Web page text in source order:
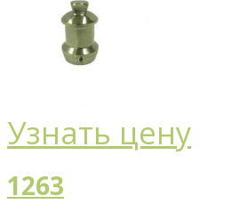
Узнать цену
1263